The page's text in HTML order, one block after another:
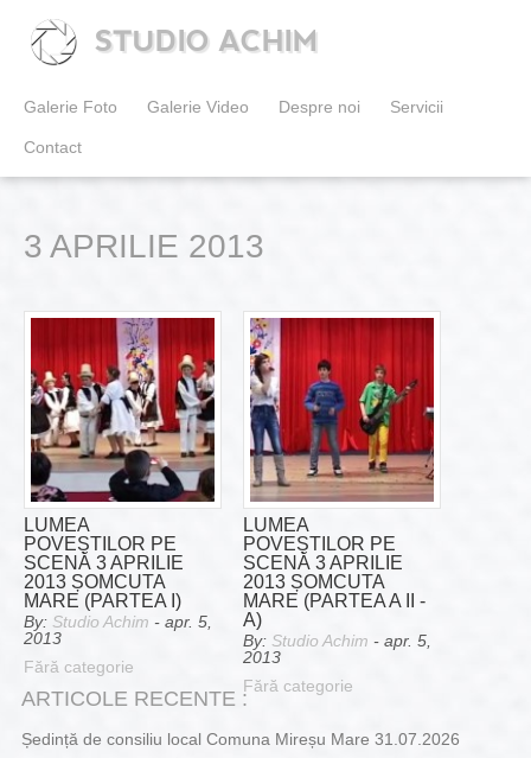
STUDIO ACHIM
Galerie Foto Galerie Video Despre noi Servicii
Contact
3 APRILIE 2013
LUMEA
POVEȘTILOR PE
SCENĂ 3 APRILIE
2013 ȘOMCUTA
MARE (PARTEA I)
By: Studio Achim - apr. 5,
2013
Fără categorie
LUMEA
POVEȘTILOR PE
SCENĂ 3 APRILIE
2013 ȘOMCUTA
MARE (PARTEA A II -
A)
By: Studio Achim - apr. 5,
2013
Fără categorie
ARTICOLE RECENTE :
Ședință de consiliu local Comuna Mireșu Mare 31.07.2026